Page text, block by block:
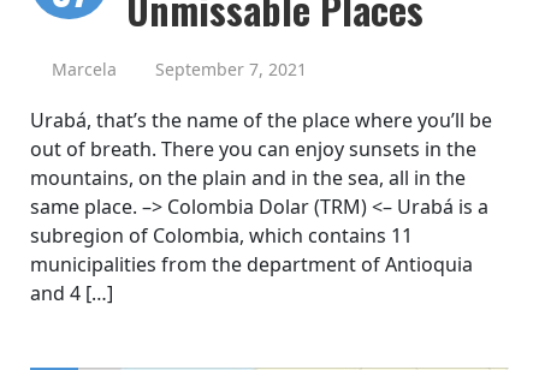
Marcela September 7, 2021
Urabá, that’s the name of the place where you’ll be
out of breath. There you can enjoy sunsets in the
mountains, on the plain and in the sea, all in the
same place. –> Colombia Dolar (TRM) <– Urabá is a
subregion of Colombia, which contains 11
municipalities from the department of Antioquia
and 4 […]